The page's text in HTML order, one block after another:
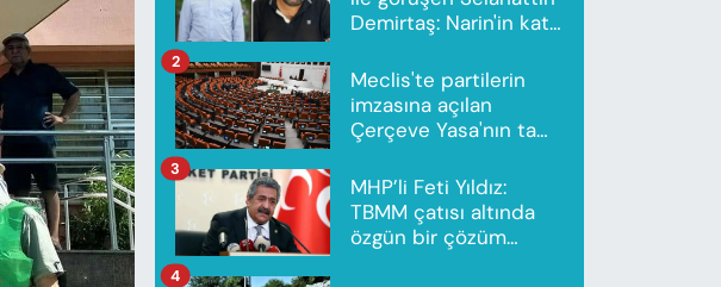
Demirtaş: Narin'in katili
Meclis'te partilerin
imzasına açılan
Çerçeve Yasa'nın tam
2
MHP’li Feti Yıldız:
TBMM çatısı altında
özgün bir çözüm
3
4